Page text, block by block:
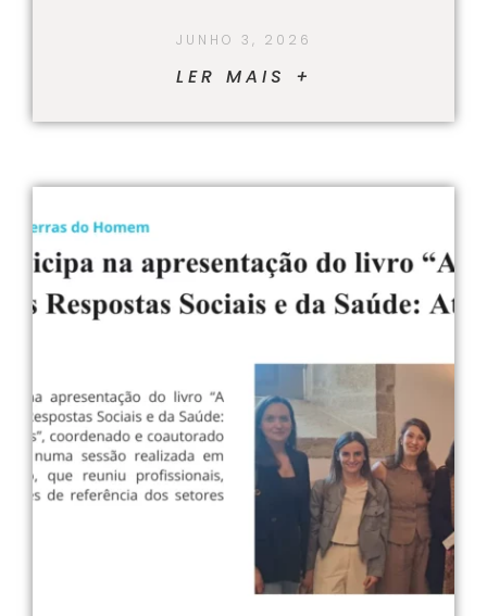
JUNHO 3, 2026
LER MAIS +